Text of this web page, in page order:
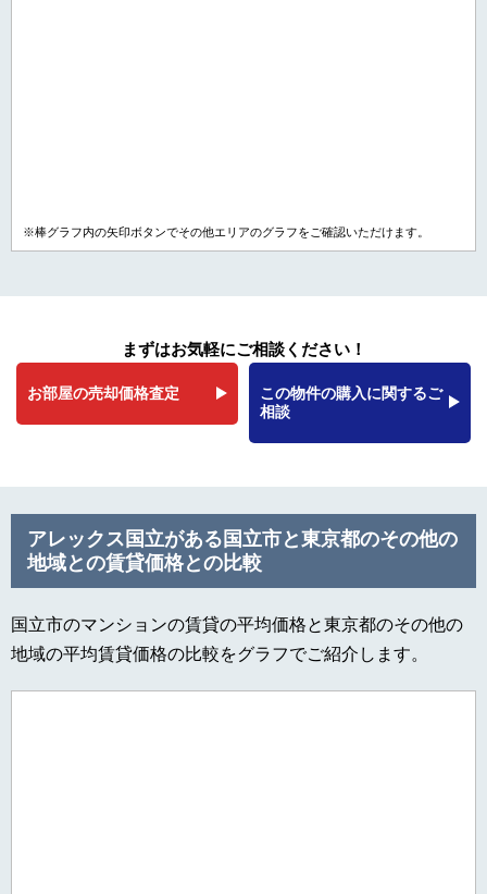
※棒グラフ内の矢印ボタンでその他エリアのグラフをご確認いただけます。
まずはお気軽にご相談ください！
お部屋の売却価格査定
この物件の購入に関するご
相談
アレックス国立がある国立市と東京都のその他の
地域との賃貸価格との比較
国立市のマンションの賃貸の平均価格と東京都のその他の
地域の平均賃貸価格の比較をグラフでご紹介します。